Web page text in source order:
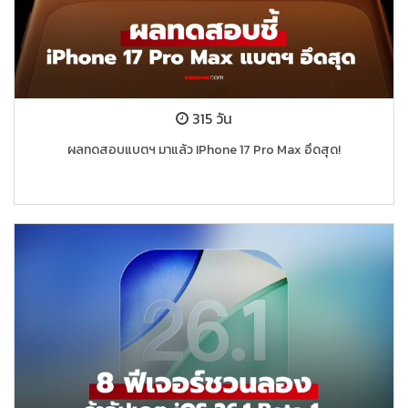
315 วัน
ผลทดสอบแบตฯ มาแล้ว IPhone 17 Pro Max อึดสุด!